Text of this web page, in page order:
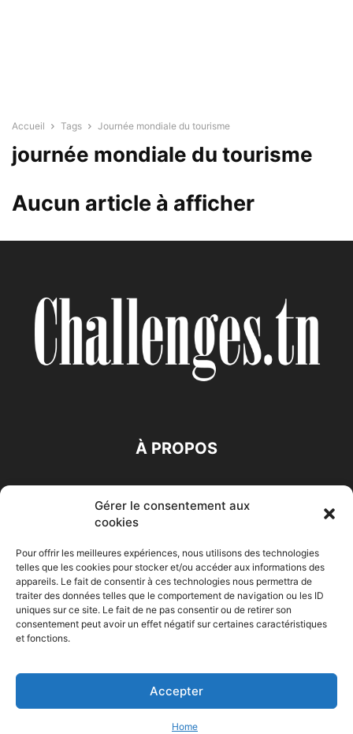
Gérer le consentement aux
cookies
Pour offrir les meilleures expériences, nous utilisons des technologies
telles que les cookies pour stocker et/ou accéder aux informations des
appareils. Le fait de consentir à ces technologies nous permettra de
traiter des données telles que le comportement de navigation ou les ID
uniques sur ce site. Le fait de ne pas consentir ou de retirer son
consentement peut avoir un effet négatif sur certaines caractéristiques
et fonctions.
Accepter
Home
Accueil Tags Journée mondiale du tourisme
journée mondiale du tourisme
Aucun article à afficher
À PROPOS
Accueil Economie Entreprises Entrepreneur
Maghreb
© Challenges.tn By AAKOM.DIGITAL